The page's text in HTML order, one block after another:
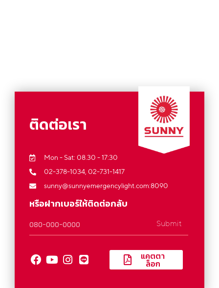
ติดต่อเรา
Mon - Sat: 08.30 - 17:30
02-378-1034, 02-731-1417
sunny@sunnyemergencylight.com:8090
หรือฝากเบอร์ให้ติดต่อกลับ
Submit
แคตตา
ล็อก